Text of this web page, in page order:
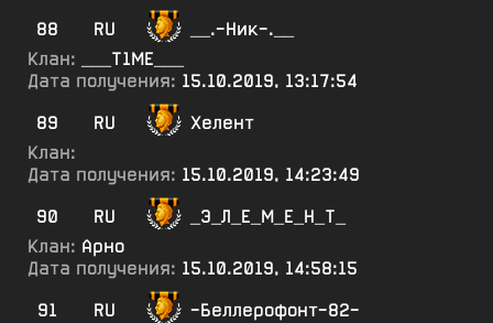
88
RU
__.-Ник-.__
Клан:
___Т1МЕ___
Дата получения: 15.10.2019, 13:17:54
89
RU
Хелент
Клан:
Дата получения: 15.10.2019, 14:23:49
90
RU
_Э_Л_Е_М_Е_Н_Т_
Клан: Арно
Дата получения: 15.10.2019, 14:58:15
91
RU
-Беллерофонт-82-